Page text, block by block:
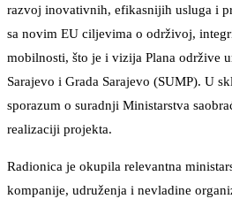
razvoj inovativnih, efikasnijih usluga i
sa novim EU ciljevima o održivoj,
mobilnosti, što je i vizija Plana održive
Sarajevo i Grada Sarajevo (SUMP). U
sporazum o suradnji Ministarstva
realizaciji projekta.
Radionica je okupila relevantna
kompanije, udruženja i nevladine